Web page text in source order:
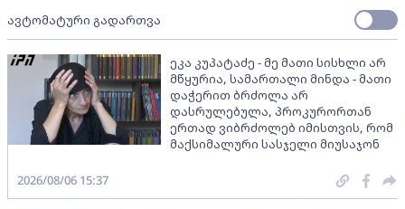
ავტომატური გადართვა
ეკა კუპატაძე - მე მათი სისხლი არ
მწყურია, სამართალი მინდა - მათი
დაჭერით ბრძოლა არ
დასრულებულა, პროკურორთან
ერთად ვიბრძოლებ იმისთვის, რომ
მაქსიმალური სასჯელი მიუსაჯონ
2026/08/06 15:37